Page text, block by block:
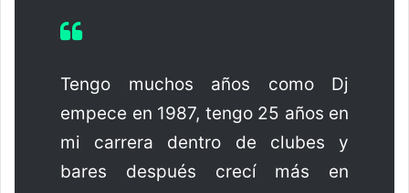
Tengo muchos años como Dj
empece en 1987, tengo 25 años en
mi carrera dentro de clubes y
bares después crecí más en